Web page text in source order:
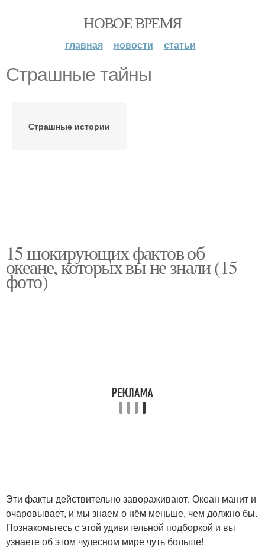
НОВОЕ ВРЕМЯ
главная новости статьи
Страшные тайны
Страшные истории
15 шокирующих фактов об
океане, которых вы не знали (15
фото)
Эти факты действительно завораживают. Океан манит и
очаровывает, и мы знаем о нём меньше, чем должно бы.
Познакомьтесь с этой удивительной подборкой и вы
узнаете об этом чудесном мире чуть больше!